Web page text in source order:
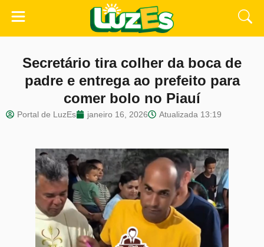
Secretário tira colher da boca de
padre e entrega ao prefeito para
comer bolo no Piauí
Portal de LuzEs janeiro 16, 2026 Atualizada 13:19